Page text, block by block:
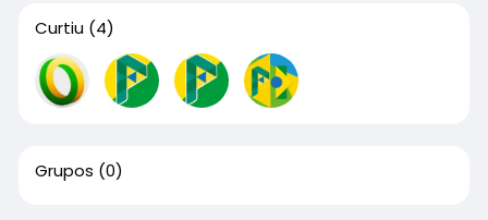
Curtiu (4)
Grupos (0)